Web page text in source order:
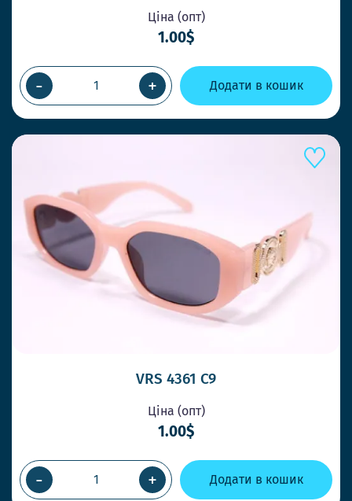
Ціна (опт)
1.00$
- + Додати в кошик
VRS 4361 C9
Ціна (опт)
1.00$
- + Додати в кошик